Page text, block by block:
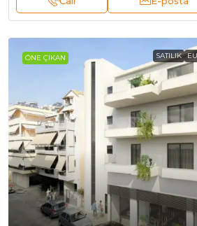
ÖNE ÇIKAN SATILIK